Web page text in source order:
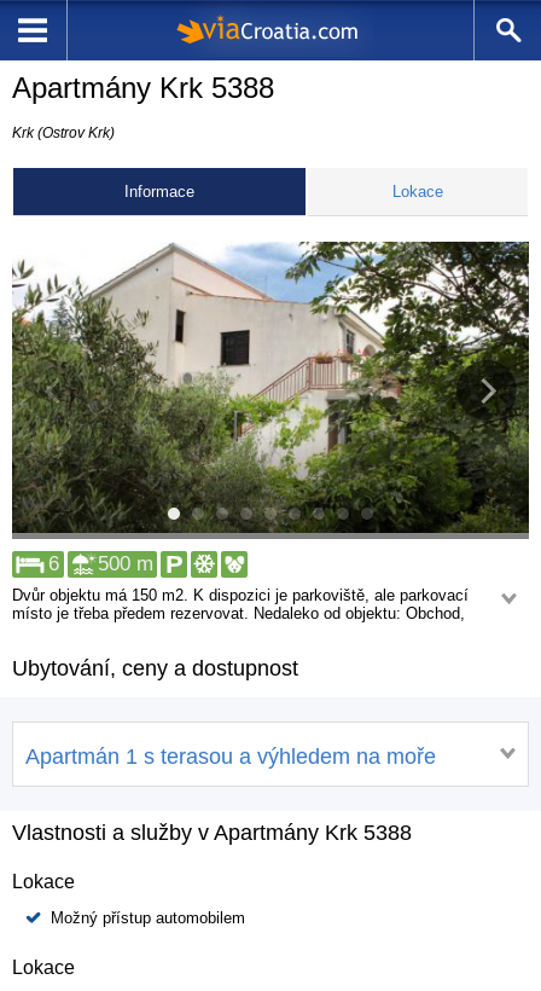
Apartmány Krk 5388
Krk (Ostrov Krk)
Informace Lokace
6 500 m
Dvůr objektu má 150 m2. K dispozici je parkoviště, ale parkovací
místo je třeba předem rezervovat. Nedaleko od objektu: Obchod,
Ubytování, ceny a dostupnost
Apartmán 1 s terasou a výhledem na moře
Vlastnosti a služby v Apartmány Krk 5388
Lokace
Možný přístup automobilem
Lokace